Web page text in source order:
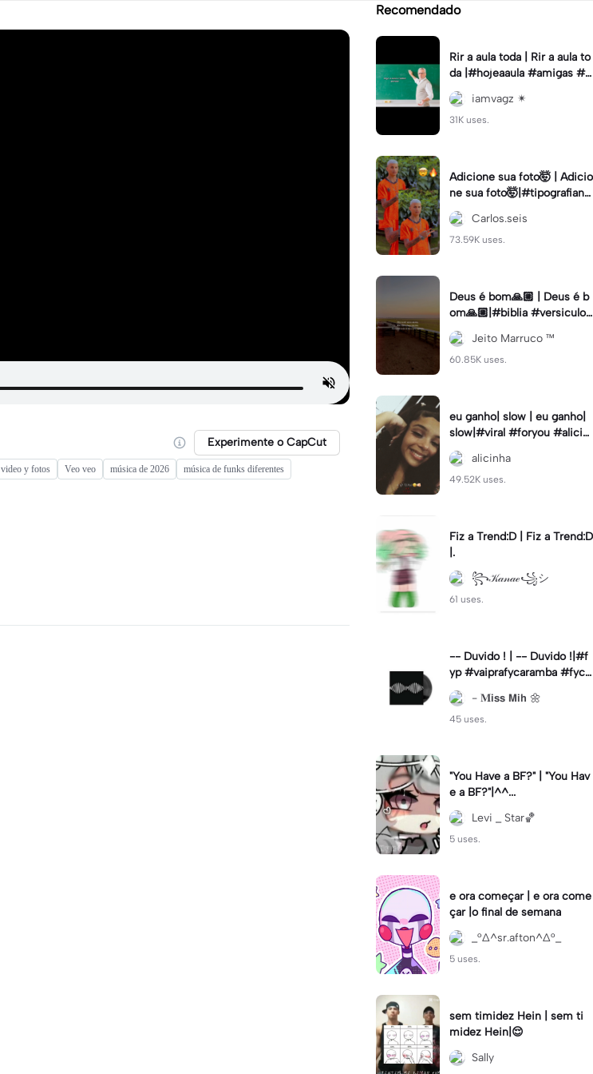
Experimente o CapCut
video y fotos Veo veo música de 2026
música de funks diferentes
Recomendado
Rir a aula toda | Rir a aula to
da |#hojeaaula #amigas #tr
endtikitok #melhoresamiga
s
iamvagz ✴︎
31K uses.
Adicione sua foto🤯 | Adicio
ne sua foto🤯|#tipografiano
va #status #tipografia
Carlos.seis
73.59K uses.
Deus é bom🙏🏼 | Deus é b
om🙏🏼|#biblia #versiculo
#cristao #agro #tipografia
#fy #fypJeito Marruco ™️
60.85K uses.
eu ganho| slow | eu ganho|
slow|#viral #foryou #alicin
ha #cameralenta #slow
alicinha
49.52K uses.
Fiz a Trend:D | Fiz a Trend:D
|.
꧂𝒦𝒶𝓃𝒶ℯ꧁シ
61 uses.
-- Duvido ! | -- Duvido !|#f
yp #vaiprafycaramba #fyca
pcut #viral
- 𝐌𝗶𝘀𝘀 𝗠𝗶𝗵 🌼
45 uses.
"You Have a BF?" | "You Hav
e a BF?"|^^...
Levi _ Star🏀
5 uses.
e ora começar | e ora come
çar |o final de semana
_°∆^sr.afton^∆°_
5 uses.
sem timidez Hein | sem ti
midez Hein|😌
Sally